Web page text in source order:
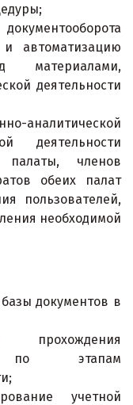
и автоматизацию
материалами,
деятельности
аналитической
деятельности
палаты, членов
обеих палат
пользователей,
необходимой
документов в
прохождения
по этапам
учетной